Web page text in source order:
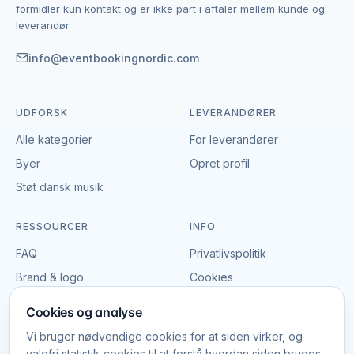
og du laver aftalen på egne vilkår. Det giver mulighed
en aftale, der passer til både event og budget i
formidler kun kontakt og er ikke part i aftaler mellem kunde og
leverandør.
info@eventbookingnordic.com
UDFORSK
Alle kategorier
Byer
Støt dansk musik
LEVERANDØRER
For leverandører
Opret profil
RESSOURCER
FAQ
Brand & logo
INFO
Privatlivspolitik
Cookies
Cookies og analyse
Vi bruger nødvendige cookies for at siden virker, og